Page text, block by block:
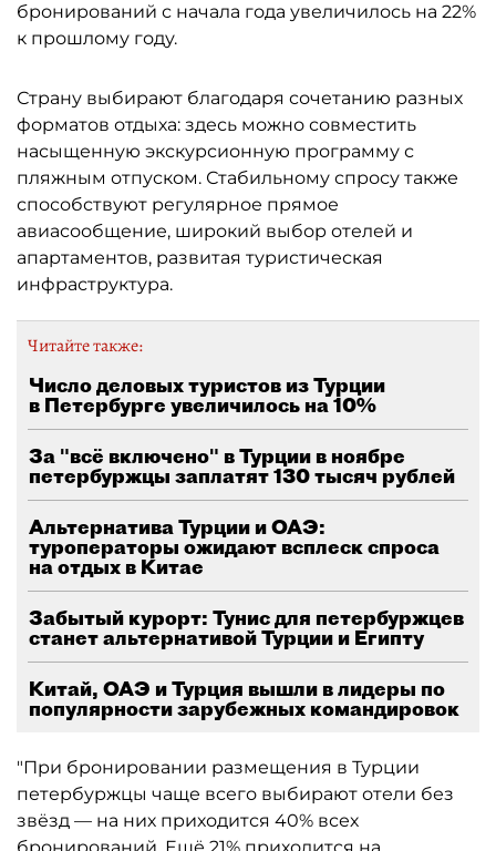
бронирований с начала года увеличилось на 22%
к прошлому году.
Страну выбирают благодаря сочетанию разных
форматов отдыха: здесь можно совместить
насыщенную экскурсионную программу с
пляжным отпуском. Стабильному спросу также
способствуют регулярное прямое
авиасообщение, широкий выбор отелей и
апартаментов, развитая туристическая
инфраструктура.
Читайте также:
Число деловых туристов из Турции
в Петербурге увеличилось на 10%
За "всё включено" в Турции в ноябре
петербуржцы заплатят 130 тысяч рублей
Альтернатива Турции и ОАЭ:
туроператоры ожидают всплеск спроса
на отдых в Китае
Забытый курорт: Тунис для петербуржцев
станет альтернативой Турции и Египту
Китай, ОАЭ и Турция вышли в лидеры по
популярности зарубежных командировок
"При бронировании размещения в Турции
петербуржцы чаще всего выбирают отели без
звёзд — на них приходится 40% всех